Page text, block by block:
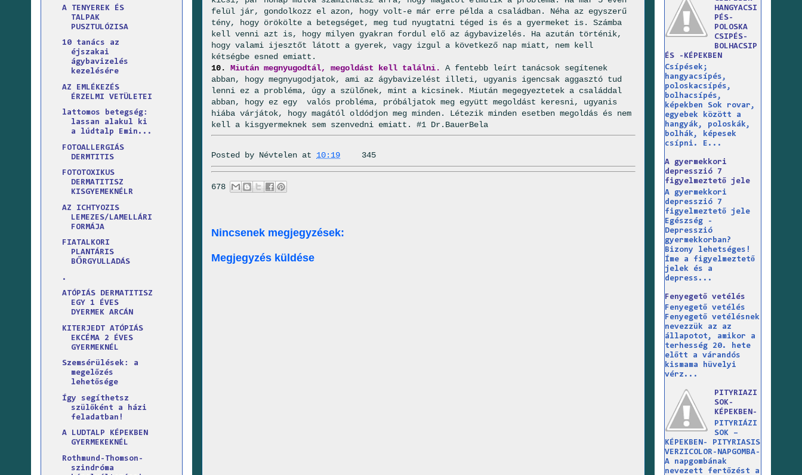
felül jár, gondolkozz el azon, hogy volt-e már erre példa a családban. Néha az egyszerű
tény, hogy örökölte a betegséget, meg tud nyugtatni téged is és a gyermeket is. Számba
kell venni azt is, hogy milyen gyakran fordul elő az ágybavizelés. Ha azután történik,
hogy valami ijesztőt látott a gyerek, vagy izgul a következő nap miatt, nem kell
kétségbe esned emiatt.
10.
Miután megnyugodtál, megoldást kell találni.
A fentebb leírt tanácsok segítenek
abban, hogy megnyugodjatok, ami az ágybavizelést illeti, ugyanis igencsak aggasztó tud
lenni ez a probléma, úgy a szülőnek, mint a kicsinek. Miután megegyeztetek a családdal
abban, hogy ez egy valós probléma, próbáljatok meg együtt megoldást keresni, ugyanis
hiába várjátok, hogy magától oldódjon meg minden. Létezik minden esetben megoldás és nem
kell a kisgyermeknek sem szenvedni emiatt. #1 Dr.BauerBela
Posted by Névtelen at 10:19 345
678
Nincsenek megjegyzések:
Megjegyzés küldése
A TENYEREK ÉS
TALPAK
PUSZTULÓZISA
10 tanács az
éjszakai
ágybavizelés
kezelésére
AZ EMLÉKEZÉS
ÉRZELMI VETÜLETEI
lattomos betegség:
lassan alakul ki
a lúdtalp Emin...
FOTOALLERGIÁS
DERMTITIS
FOTOTOXIKUS
DERMATITISZ
KISGYEMEKNÉLR
AZ ICHTYOZIS
LEMEZES/LAMELLÁRI
FORMÁJA
FIATALKORI
PLANTÁRIS
BŐRGYULLADÁS
.
ATÓPIÁS DERMATITISZ
EGY 1 ÉVES
DYERMEK ARCÁN
KITERJEDT ATÓPIÁS
EKCÉMA 2 ÉVES
GYERMEKNÉL
Szemsérülések: a
megelőzés
lehetősége
Így segíthetsz
szülőként a házi
feladatban!
A LUDTALP KÉPEKBEN
GYERMEKEKNÉL
Rothmund-Thomson-
szindróma
HANGYACSI
PÉS-
POLOSKA
CSIPÉS-
BOLHACSIP
ÉS -KÉPEKBEN
Csípések;
hangyacsípés,
poloskacsípés,
bolhacsípés,
képekben Sok rovar,
egyebek között a
hangyák, poloskák,
bolhák, képesek
csípni. E...
A gyermekkori
depresszió 7
figyelmeztető jele
A gyermekkori
depresszió 7
figyelmeztető jele
Egészség -
Depresszió
gyermekkorban?
Bizony lehetséges!
Íme a figyelmeztető
jelek és a
depress...
Fenyegető vetélés
Fenyegető vetélés
Fenyegető vetélésnek
nevezzük az az
állapotot, amikor a
terhesség 20. hete
előtt a várandós
kismama hüvelyi
vérz...
PITYRIAZI
SOK-
KÉPEKBEN-
PITYRIÁZI
SOK –
KÉPEKBEN- PITYRIASIS
VERZICOLOR-NAPGOMBA-
A napgombának
nevezett fertőzést a